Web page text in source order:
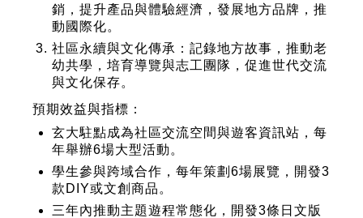
銷，提升產品與體驗經濟，發展地方品牌，推
動國際化。
社區永續與文化傳承 ：記錄地方故事，推動老
幼共學，培育導覽與志工團隊，促進世代交流
與文化保存。
預期效益與指標：
玄大駐點成為社區交流空間與遊客資訊站，每
年舉辦6場大型活動。
學生參與跨域合作，每年策劃6場展覽，開發3
款DIY或文創商品。
三年內推動主題遊程常態化，開發3條日文版